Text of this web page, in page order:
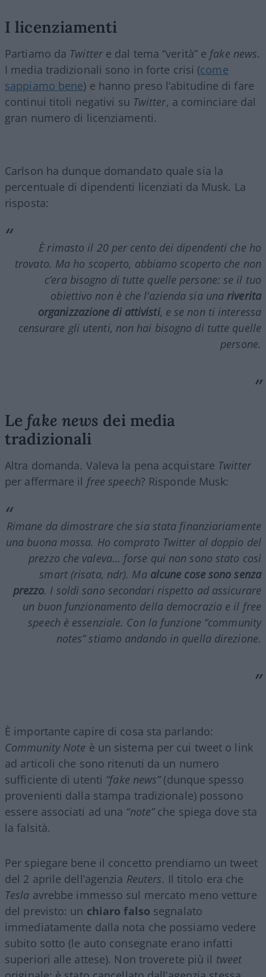
I licenziamenti
Partiamo da Twittere dal tema “verità” e fake news.
I media tradizionali sono in forte crisi (come
sappiamo bene) e hanno preso l’abitudine di fare
continui titoli negativi su Twitter, a cominciare dal
gran numero di licenziamenti.
Carlson ha dunque domandato quale sia la
percentuale di dipendenti licenziati da Musk. La
risposta:
È rimasto il 20 per cento dei dipendenti che ho
trovato. Ma ho scoperto, abbiamo scoperto che non
c’era bisogno di tutte quelle persone: se il tuo
obiettivo non è che l’azienda sia una riverita
organizzazione di attivisti, e se non ti interessa
censurare gli utenti, non hai bisogno di tutte quelle
persone.
Le fake news dei media
tradizionali
Altra domanda. Valeva la pena acquistare Twitter
per affermare il free speech? Risponde Musk:
Rimane da dimostrare che sia stata finanziariamente
una buona mossa. Ho comprato Twitteral doppio del
prezzo che valeva… forse qui non sono stato così
smart (risata, ndr). Ma alcune cose sono senza
prezzo. I soldi sono secondari rispetto ad assicurare
un buon funzionamento della democrazia e il free
speech è essenziale. Con la funzione “community
notes”stiamo andando in quella direzione.
È importante capire di cosa sta parlando:
Community Note è un sistema per cui tweet o link
ad articoli che sono ritenuti da un numero
sufficiente di utenti “fake news”(dunque spesso
provenienti dalla stampa tradizionale) possono
essere associati ad una “note”che spiega dove sta
la falsità.
Per spiegare bene il concetto prendiamo un tweet
del 2 aprile dell’agenzia Reuters. Il titolo era che
Tesla avrebbe immesso sul mercato meno vetture
del previsto: un chiaro falso segnalato
immediatamente dalla nota che possiamo vedere
subito sotto (le auto consegnate erano infatti
superiori alle attese). Non troverete più il tweet